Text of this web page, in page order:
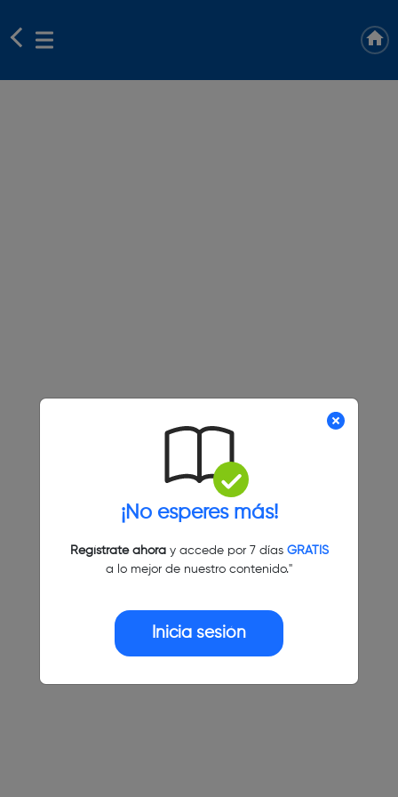
¡No esperes más!
Regístrate ahoray accede por 7 días GRATIS
a lo mejor de nuestro contenido."
Inicia sesión